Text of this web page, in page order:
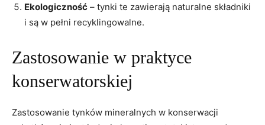
Ekologiczność – tynki te zawierają naturalne składniki
i są w pełni recyklingowalne.
Zastosowanie w praktyce
konserwatorskiej
Zastosowanie tynków mineralnych w konserwacji